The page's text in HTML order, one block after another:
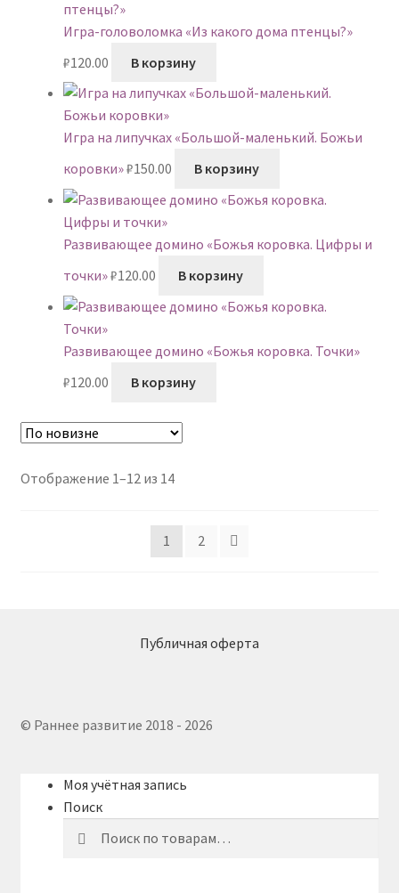
Игра-головоломка «Из какого дома птенцы?»
₽120.00 В корзину
Игра на липучках «Большой-маленький. Божьи
коровки»₽150.00 В корзину
Развивающее домино «Божья коровка. Цифры и
точки»₽120.00 В корзину
Развивающее домино «Божья коровка. Точки»
₽120.00 В корзину
Отображение 1–12 из 14Сортировка:
недавние
1
2
Публичная оферта
© Раннее развитие 2018 - 2026
Моя учётная запись
Поиск